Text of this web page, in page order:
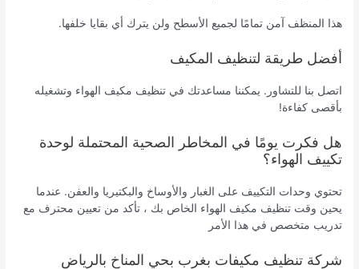
هذا المنظف آمن تمامًا لجميع الأسطح ولن يترك أي بقايا خلفها.
أفضل طريقة لتنظيف المكيف
اتصل بنا للتشاور. يمكننا مساعدتك في تنظيف مكيف الهواء وتشغيله
بأقصى كفاءة!
هل فكرت يومًا في المخاطر الصحية المحتملة لوحدة
تكييف الهواء؟
تحتوي وحدات التكييف على الغبار والأوساخ والبكتيريا والعفن. عندما
يحين وقت تنظيف مكيف الهواء الخاص بك ، تأكد من تعيين محترف مع
تدريب متخصص في هذا الأمر
شركة تنظيف مكيفات بغرب بحي المناخ بالرياض